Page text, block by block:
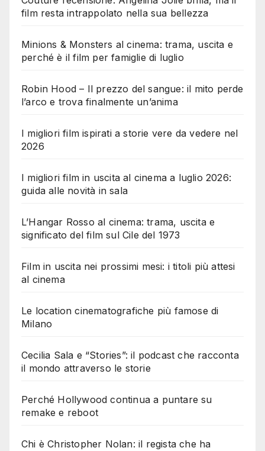
film resta intrappolato nella sua bellezza
Minions & Monsters al cinema: trama, uscita e
perché è il film per famiglie di luglio
Robin Hood – Il prezzo del sangue: il mito perde
l’arco e trova finalmente un’anima
I migliori film ispirati a storie vere da vedere nel
2026
I migliori film in uscita al cinema a luglio 2026:
guida alle novità in sala
L’Hangar Rosso al cinema: trama, uscita e
significato del film sul Cile del 1973
Film in uscita nei prossimi mesi: i titoli più attesi
al cinema
Le location cinematografiche più famose di
Milano
Cecilia Sala e “Stories”: il podcast che racconta
il mondo attraverso le storie
Perché Hollywood continua a puntare su
remake e reboot
Chi è Christopher Nolan: il regista che ha